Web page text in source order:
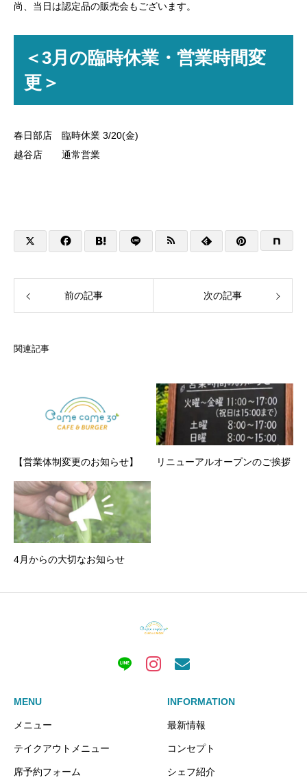
尚、当日は認定品の販売会もございます。
＜3月の臨時休業・営業時間変
更＞
春日部店 臨時休業 3/20(金)
越谷店 通常営業
前の記事 次の記事
関連記事
【営業体制変更のお知らせ】 リニューアルオープンのご挨拶
4月からの大切なお知らせ
MENU
メニュー
テイクアウトメニュー
席予約フォーム
INFORMATION
最新情報
コンセプト
シェフ紹介